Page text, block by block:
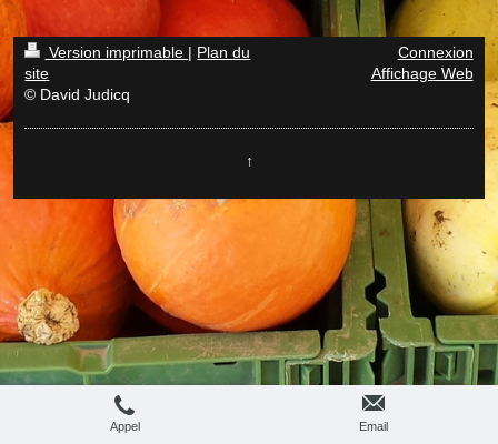
Version imprimable | Plan du
site
© David Judicq
Connexion
Affichage Web
↑
Appel Email